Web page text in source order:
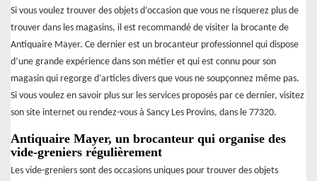
Si vous voulez trouver des objets d’occasion que vous ne risquerez plus de
trouver dans les magasins, il est recommandé de visiter la brocante de
Antiquaire Mayer. Ce dernier est un brocanteur professionnel qui dispose
d’une grande expérience dans son métier et qui est connu pour son
magasin qui regorge d’articles divers que vous ne soupçonnez même pas.
Si vous voulez en savoir plus sur les services proposés par ce dernier, visitez
son site internet ou rendez-vous à Sancy Les Provins, dans le 77320.
Antiquaire Mayer, un brocanteur qui organise des
vide-greniers régulièrement
Les vide-greniers sont des occasions uniques pour trouver des objets